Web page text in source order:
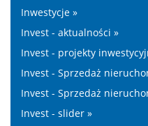
Inwestycje »
Invest - aktualności »
Invest - projekty
Invest - Sprzedaż
Invest - Sprzedaż
Invest - slider »